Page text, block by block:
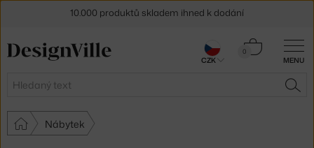
MENU
Hledat
0
Košík
Nábytek
10.000 produktů skladem ihned k dodání
30 dní na vrácení zbožíCZK